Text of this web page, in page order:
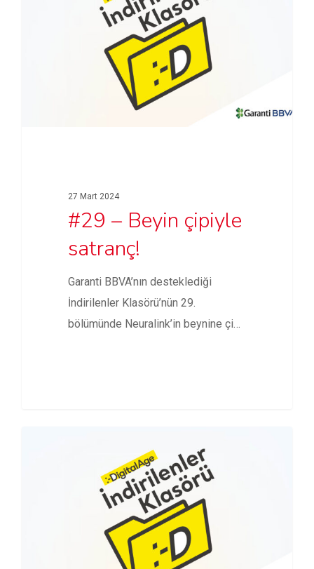
27 Mart 2024
#29 – Beyin çipiyle
satranç!
Garanti BBVA’nın desteklediği
İndirilenler Klasörü’nün 29.
bölümünde Neuralink’in beynine çip